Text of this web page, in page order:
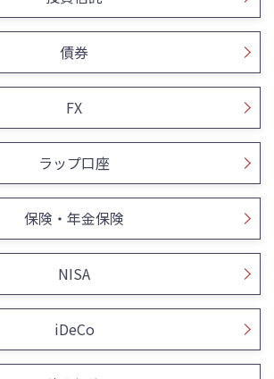
債券
FX
ラップ口座
保険・年金保険
NISA
iDeCo